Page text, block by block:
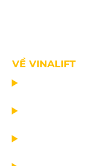
VỀ VINALIFT